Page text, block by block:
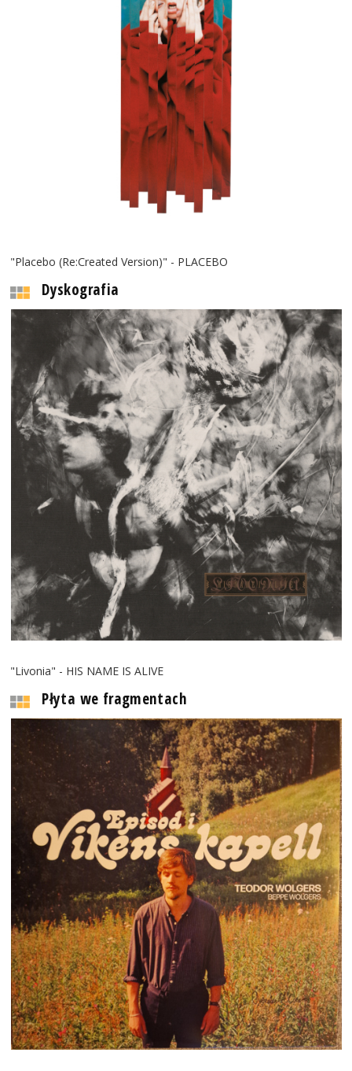
"Placebo (Re:Created Version)" - PLACEBO
Dyskografia
"Livonia" - HIS NAME IS ALIVE
Płyta we fragmentach